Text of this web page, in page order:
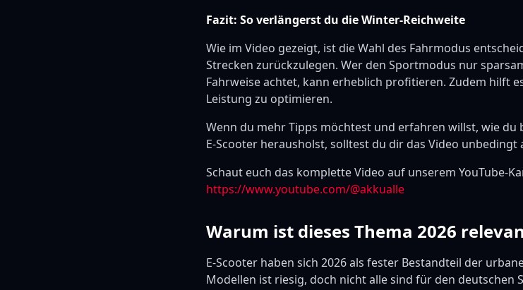
Fazit: So verlängerst du die Winter-Reichweite
Wie im Video gezeigt, ist die Wahl des Fahrmodus
Strecken zurückzulegen. Wer den Sportmodus nur
Fahrweise achtet, kann erheblich profitieren. Zudem hilft
Leistung zu optimieren.
Wenn du mehr Tipps möchtest und erfahren willst, wie du
E-Scooter herausholst, solltest du dir das Video unbedingt
Schaut euch das komplette Video auf unserem YouTube-
https://www.youtube.com/@akkualle
Warum ist dieses Thema 2026
E-Scooter haben sich 2026 als fester Bestandteil der
Modellen ist riesig, doch nicht alle sind für den deutschen